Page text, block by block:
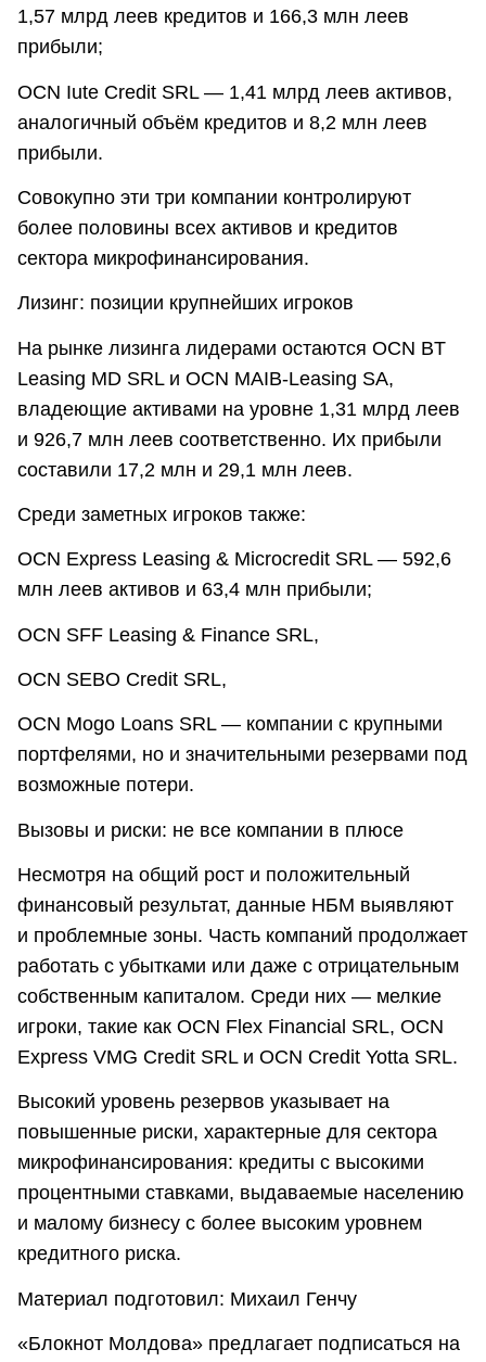
1,57 млрд леев кредитов и 166,3 млн леев
прибыли;
OCN Iute Credit SRL — 1,41 млрд леев активов,
аналогичный объём кредитов и 8,2 млн леев
прибыли.
Совокупно эти три компании контролируют
более половины всех активов и кредитов
сектора микрофинансирования.
Лизинг: позиции крупнейших игроков
На рынке лизинга лидерами остаются OCN BT
Leasing MD SRL и OCN MAIB-Leasing SA,
владеющие активами на уровне 1,31 млрд леев
и 926,7 млн леев соответственно. Их прибыли
составили 17,2 млн и 29,1 млн леев.
Среди заметных игроков также:
OCN Express Leasing & Microcredit SRL — 592,6
млн леев активов и 63,4 млн прибыли;
OCN SFF Leasing & Finance SRL,
OCN SEBO Credit SRL,
OCN Mogo Loans SRL — компании с крупными
портфелями, но и значительными резервами под
возможные потери.
Вызовы и риски: не все компании в плюсе
Несмотря на общий рост и положительный
финансовый результат, данные НБМ выявляют
и проблемные зоны. Часть компаний продолжает
работать с убытками или даже с отрицательным
собственным капиталом. Среди них — мелкие
игроки, такие как OCN Flex Financial SRL, OCN
Express VMG Credit SRL и OCN Credit Yotta SRL.
Высокий уровень резервов указывает на
повышенные риски, характерные для сектора
микрофинансирования: кредиты с высокими
процентными ставками, выдаваемые населению
и малому бизнесу с более высоким уровнем
кредитного риска.
Материал подготовил: Михаил Генчу
«Блокнот Молдова» предлагает подписаться на